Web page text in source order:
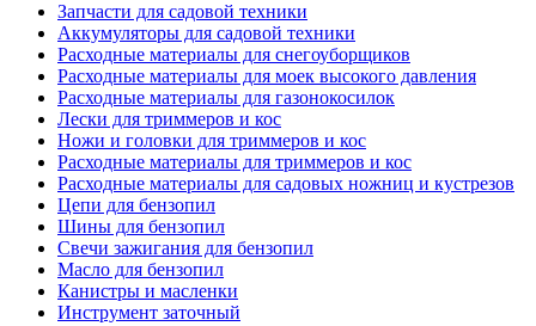
Запчасти для садовой техники
Аккумуляторы для садовой техники
Расходные материалы для снегоуборщиков
Расходные материалы для моек высокого давления
Расходные материалы для газонокосилок
Лески для триммеров и кос
Ножи и головки для триммеров и кос
Расходные материалы для триммеров и кос
Расходные материалы для садовых ножниц и кустрезов
Цепи для бензопил
Шины для бензопил
Свечи зажигания для бензопил
Масло для бензопил
Канистры и масленки
Инструмент заточный